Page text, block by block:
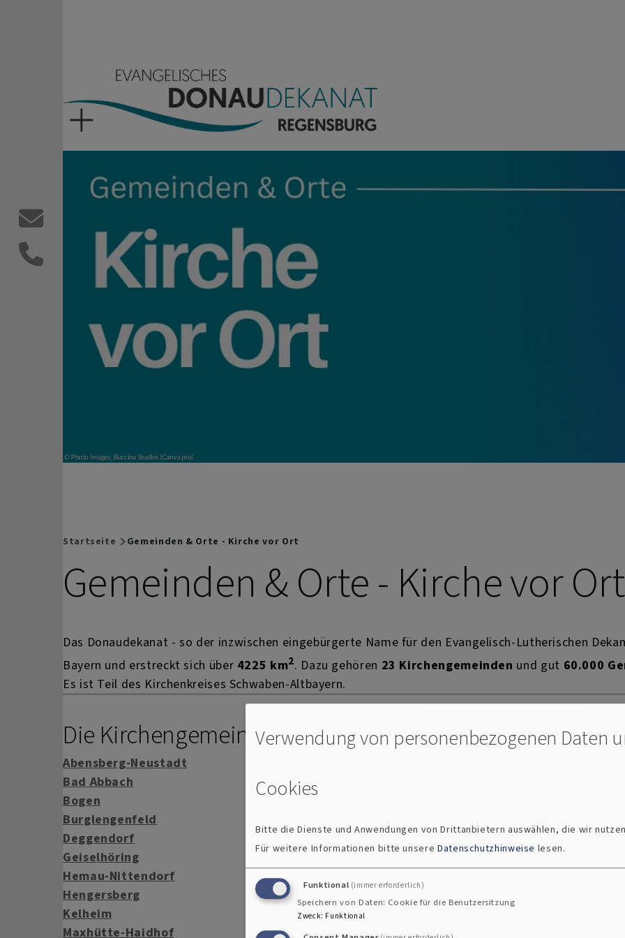
Evangelisches Donaudekanat Regensburg
Breadcrumb
Startseite Gemeinden & Orte - Kirche vor Ort
Gemeinden & Orte - Kirche vor Ort
Das Donaudekanat - so der inzwischen eingebürgerte Name für den Evangelisch-Lutherischen
Bayern und erstreckt sich über 4225 km2. Dazu gehören 23 Kirchengemeinden und gut 60.000
Es ist Teil des Kirchenkreises Schwaben-Altbayern.
Die Kirchengemeinden
Abensberg-Neustadt
Bad Abbach
Bogen
Burglengenfeld
Deggendorf
Geiselhöring
Hemau-Nittendorf
Hengersberg
Kelheim
Maxhütte-Haidhof
Neupfarr- und
Maria Magdalena
Kontaktformular
Verwendung von personenbezogenen Daten
Cookies
Bitte die Dienste und Anwendungen von Drittanbietern auswählen, die wir
Für weitere Informationen bitte unsere Datenschutzhinweise lesen.
Funktional (immer erforderlich)
Speichern von Daten: Cookie für die Benutzersitzung
Zweck: Funktional